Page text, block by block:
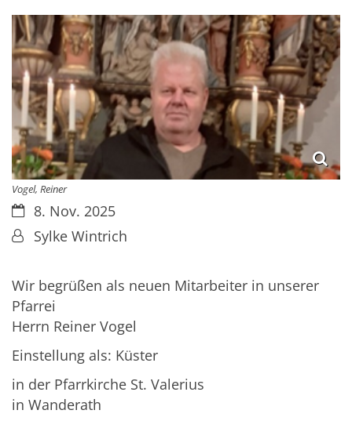
Vogel, Reiner
Datum:8. Nov. 2025
Von:Sylke Wintrich
Wir begrüßen als neuen Mitarbeiter in unserer
Pfarrei
Herrn Reiner Vogel
Einstellung als: Küster
in der Pfarrkirche St. Valerius
in Wanderath